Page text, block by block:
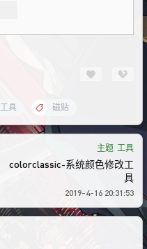
工具 磁贴
主题 工具
colorclassic-系统颜色修改工
具
2019-4-16 20:31:53